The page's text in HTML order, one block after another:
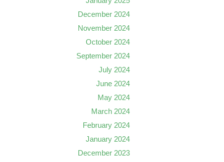
December 2024
November 2024
October 2024
September 2024
July 2024
June 2024
May 2024
March 2024
February 2024
January 2024
December 2023